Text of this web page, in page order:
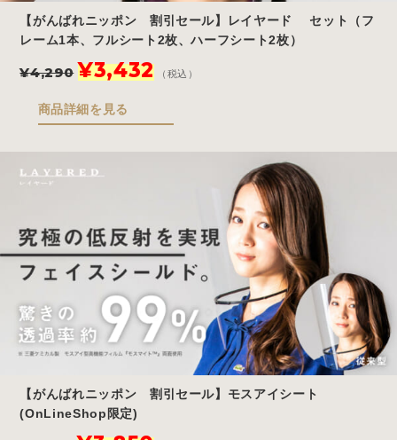
【がんばれニッポン 割引セール】レイヤード セット（フ
レーム1本、フルシート2枚、ハーフシート2枚）
¥4,290
元
の
価
格
¥4,290
た。
¥3,432現
在
価
す。
（税込）
商品詳細を見る
【がんばれニッポン 割引セール】モスアイシート
(OnLineShop限定)